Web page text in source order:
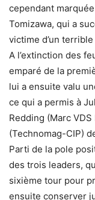
cependant
Tomizawa, qui a
victime d’un
A l’extinction des
emparé de la
lui a ensuite valu
ce qui a permis à
Redding (Marc
(Technomag-CIP)
Parti de la pole
des trois leaders,
sixième tour pour
ensuite conserver